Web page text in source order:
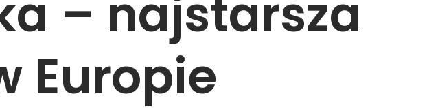
– najstarsza
Europie